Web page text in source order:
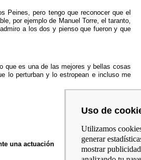
Peines, pero tengo que reconocer que el
por ejemplo de Manuel Torre, el taranto,
a los dos y pienso que fueron y que
que es una de las mejores y bellas cosas
lo perturban y lo estropean e incluso me
una actuación
Uso de
Utilizamos
generar
mostrar